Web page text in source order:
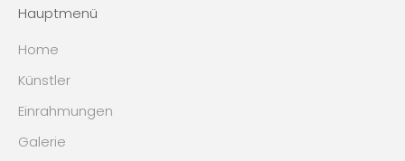
Hauptmenü
Home
Künstler
Einrahmungen
Galerie